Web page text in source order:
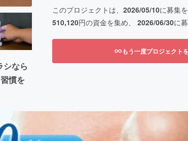
シなら
慣を
このプロジェクトは、 2026/05/10に募集
510,120円の資金を集め、 2026/06/30に
もう一度プロジェクト